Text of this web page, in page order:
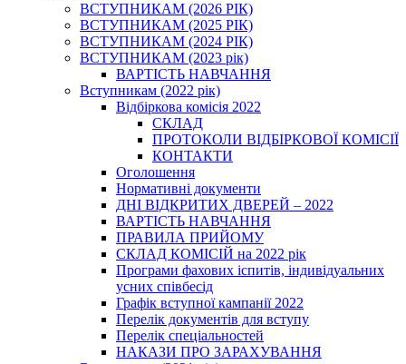
ВСТУПНИКАМ (2026 РІК)
ВСТУПНИКАМ (2025 РІК)
ВСТУПНИКАМ (2024 РІК)
ВСТУПНИКАМ (2023 рік)
ВАРТІСТЬ НАВЧАННЯ
Вступникам (2022 рік)
Відбіркова комісія 2022
СКЛАД
ПРОТОКОЛИ ВІДБІРКОВОЇ КОМІСІЇ
КОНТАКТИ
Оголошення
Нормативні документи
ДНІ ВІДКРИТИХ ДВЕРЕЙ – 2022
ВАРТІСТЬ НАВЧАННЯ
ПРАВИЛА ПРИЙОМУ
СКЛАД КОМІСІЙ на 2022 рік
Програми фахових іспитів, індивідуальних
усних співбесід
Графік вступної кампанії 2022
Перелік документів для вступу
Перелік спеціальностей
НАКАЗИ ПРО ЗАРАХУВАННЯ